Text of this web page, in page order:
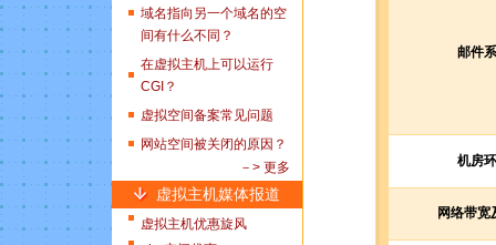
域名指向另一个域名的空
间有什么不同？
在虚拟主机上可以运行
CGI？
虚拟空间备案常见问题
网站空间被关闭的原因？
－> 更多
虚拟主机媒体报道
虚拟主机优惠旋风
邮件
机房
网络带宽